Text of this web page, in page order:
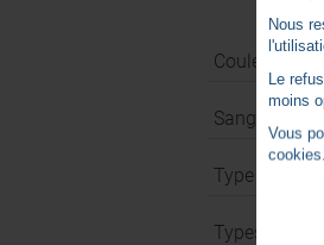
Couleur
Sangle incluse
Type de carter
Types
Nous
Le
moins
Vous